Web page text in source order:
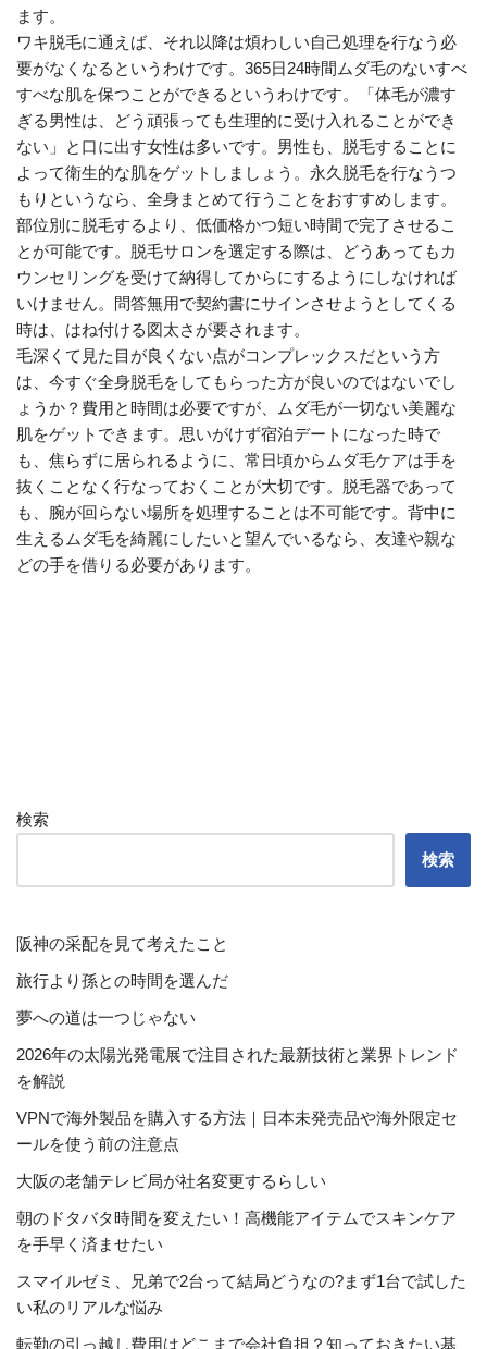
ます。
ワキ脱毛に通えば、それ以降は煩わしい自己処理を行なう必
要がなくなるというわけです。365日24時間ムダ毛のないすべ
すべな肌を保つことができるというわけです。「体毛が濃す
ぎる男性は、どう頑張っても生理的に受け入れることができ
ない」と口に出す女性は多いです。男性も、脱毛することに
よって衛生的な肌をゲットしましょう。永久脱毛を行なうつ
もりというなら、全身まとめて行うことをおすすめします。
部位別に脱毛するより、低価格かつ短い時間で完了させるこ
とが可能です。脱毛サロンを選定する際は、どうあってもカ
ウンセリングを受けて納得してからにするようにしなければ
いけません。問答無用で契約書にサインさせようとしてくる
時は、はね付ける図太さが要されます。
毛深くて見た目が良くない点がコンプレックスだという方
は、今すぐ全身脱毛をしてもらった方が良いのではないでし
ょうか？費用と時間は必要ですが、ムダ毛が一切ない美麗な
肌をゲットできます。思いがけず宿泊デートになった時で
も、焦らずに居られるように、常日頃からムダ毛ケアは手を
抜くことなく行なっておくことが大切です。脱毛器であって
も、腕が回らない場所を処理することは不可能です。背中に
生えるムダ毛を綺麗にしたいと望んでいるなら、友達や親な
どの手を借りる必要があります。
検索
検索
阪神の采配を見て考えたこと
旅行より孫との時間を選んだ
夢への道は一つじゃない
2026年の太陽光発電展で注目された最新技術と業界トレンド
を解説
VPNで海外製品を購入する方法｜日本未発売品や海外限定セ
ールを使う前の注意点
大阪の老舗テレビ局が社名変更するらしい
朝のドタバタ時間を変えたい！高機能アイテムでスキンケア
を手早く済ませたい
スマイルゼミ、兄弟で2台って結局どうなの?まず1台で試した
い私のリアルな悩み
転勤の引っ越し費用はどこまで会社負担？知っておきたい基